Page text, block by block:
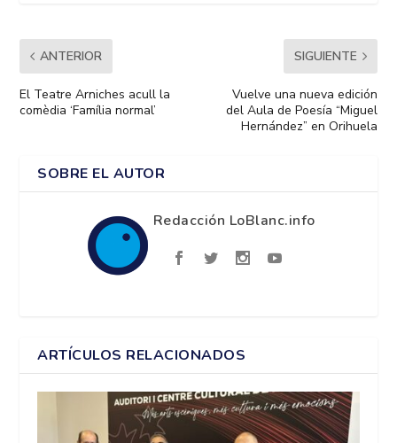
ANTERIOR
El Teatre Arniches acull la
comèdia ‘Família normal’
SIGUIENTE
Vuelve una nueva edición
del Aula de Poesía “Miguel
Hernández” en Orihuela
SOBRE EL AUTOR
Redacción LoBlanc.info
ARTÍCULOS RELACIONADOS